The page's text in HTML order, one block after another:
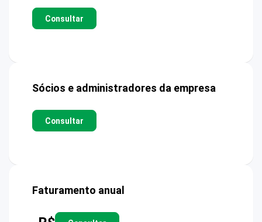
Consultar
Sócios e administradores da empresa
Consultar
Faturamento anual